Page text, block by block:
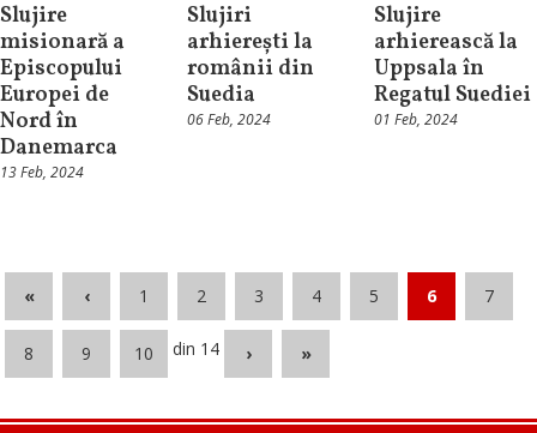
Slujire
misionară a
Episcopului
Europei de
Nord în
Danemarca
13 Feb, 2024
Slujiri
arhierești la
românii din
Suedia
06 Feb, 2024
Slujire
arhierească la
Uppsala în
Regatul Suediei
01 Feb, 2024
« ‹ 1 2 3 4 5 6 7
8 9 10 din 14 › »